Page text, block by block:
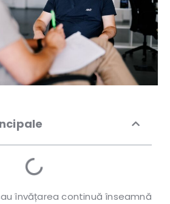
învățarea continuă înseamnă